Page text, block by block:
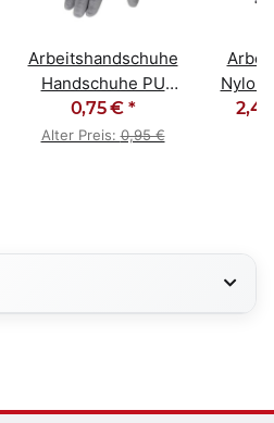
Arbeitshandschuhe
Handschuhe PU
beschichtet grau
0,75 € *
Alter Preis:0,95 €
Nylon